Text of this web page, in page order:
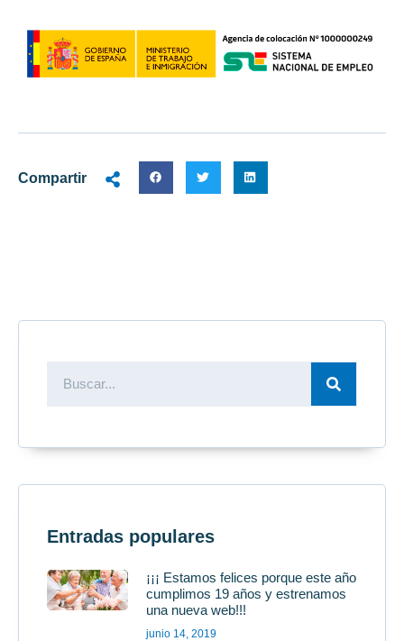
Compartir
Entradas populares
¡¡¡ Estamos felices porque este año
cumplimos 19 años y estrenamos
una nueva web!!!
junio 14, 2019